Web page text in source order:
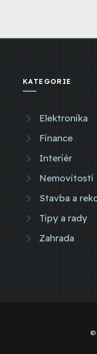
KATEGORIE
Elektronika
Finance
Interiér
Nemovitosti
Stavba a
Tipy a rady
Zahrada
©